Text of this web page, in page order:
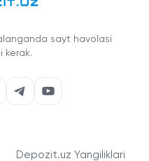
sayt havolasi
kerak.
Depozit.uz Yangiliklari